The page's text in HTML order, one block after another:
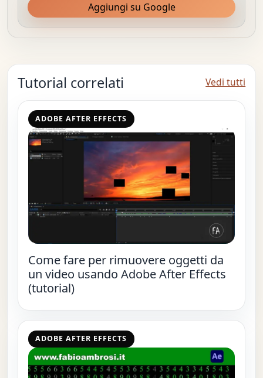
Aggiungi su Google
Tutorial correlati Vedi tutti
ADOBE AFTER EFFECTS
Come fare per rimuovere oggetti da
un video usando Adobe After Effects
(tutorial)
ADOBE AFTER EFFECTS